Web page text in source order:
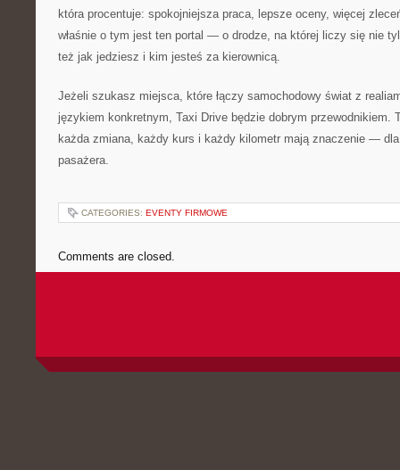
która procentuje: spokojniejsza praca, lepsze oceny, więcej
właśnie o tym jest ten portal — o drodze, na której liczy się nie
też jak jedziesz i kim jesteś za kierownicą.
Jeżeli szukasz miejsca, które łączy samochodowy świat z
językiem konkretnym, Taxi Drive będzie dobrym przewodnikiem.
każda zmiana, każdy kurs i każdy kilometr mają znaczenie —
pasażera.
CATEGORIES: EVENTY FIRMOWE
Comments are closed.